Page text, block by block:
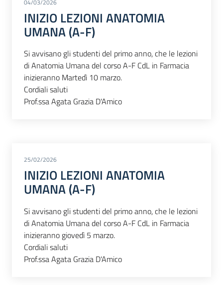
04/03/2026
INIZIO LEZIONI ANATOMIA
UMANA (A-F)
Si avvisano gli studenti del primo anno, che le lezioni
di Anatomia Umana del corso A-F CdL in Farmacia
inizieranno Martedì 10 marzo.
Cordiali saluti
Prof.ssa Agata Grazia D'Amico
25/02/2026
INIZIO LEZIONI ANATOMIA
UMANA (A-F)
Si avvisano gli studenti del primo anno, che le lezioni
di Anatomia Umana del corso A-F CdL in Farmacia
inizieranno giovedì 5 marzo.
Cordiali saluti
Prof.ssa Agata Grazia D'Amico